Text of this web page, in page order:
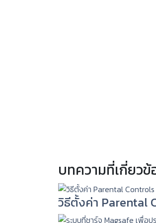
บทความที่เกี่ยวข้
วิธีตั้งค่า Parental